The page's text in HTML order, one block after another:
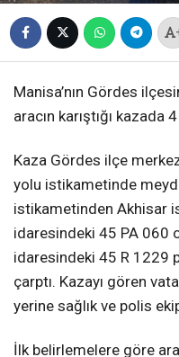
Manisa’nın Gördes
aracın karıştığı kazada
Kaza Gördes ilçe
yolu istikametinde
istikametinden Akhisar
idaresindeki 45 PA 060
idaresindeki 45 R 1229
çarptı. Kazayı gören
yerine sağlık ve polis
İlk belirlemelere göre